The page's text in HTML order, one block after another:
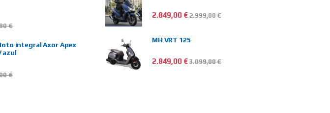
€
integral Axor Apex
azul
€
2.849,00 €2.999,00€
MH VRT 125
2.849,00 €3.099,00€